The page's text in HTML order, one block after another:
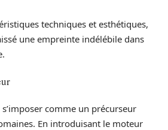
techniques et esthétiques,
une empreinte indélébile dans
s’imposer comme un précurseur
En introduisant le moteur